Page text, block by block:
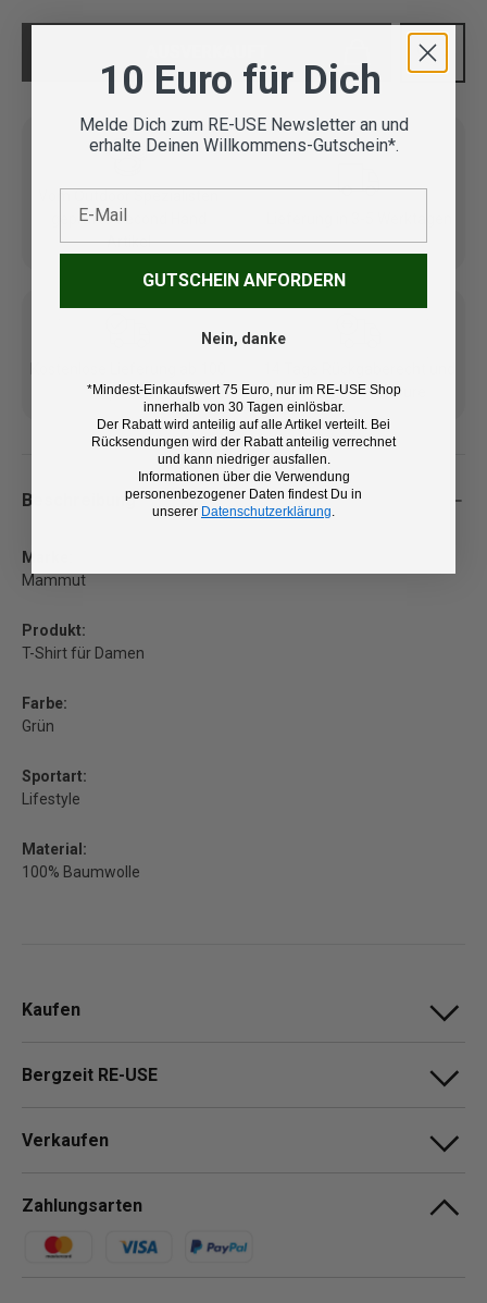
geprüfte Second Hand
Artikel
€ (DE/AT)
kostenlose Retoure
Beschreibung
Marke:
Mammut
Produkt:
T-Shirt für Damen
Farbe:
Grün
Sportart:
Lifestyle
Material:
100% Baumwolle
Kaufen
Bergzeit RE-USE
Verkaufen
Zahlungsarten
Zahlungsmethoden
10 Euro für Dich
Melde Dich zum RE-USE Newsletter an und
erhalte Deinen Willkommens-Gutschein*.
GUTSCHEIN ANFORDERN
Nein, danke
*Mindest-Einkaufswert 75 Euro, nur im RE-USE Shop
innerhalb von 30 Tagen einlösbar.
Der Rabatt wird anteilig auf alle Artikel verteilt. Bei
Rücksendungen wird der Rabatt anteilig verrechnet
und kann niedriger ausfallen.
Informationen über die Verwendung
personenbezogener Daten findest Du in
unserer Datenschutzerklärung